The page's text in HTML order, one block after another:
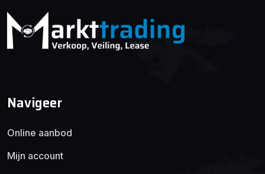
Navigeer
Online aanbod
Mijn account